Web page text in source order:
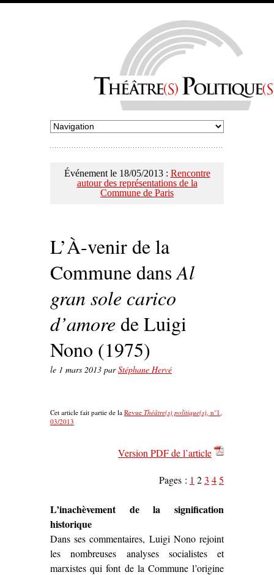
Événement le 18/05/2013 : Rencontre
autour des représentations de la
Commune de Paris
L’À-venir de la
Commune dansAl
gran sole carico
d’amorede Luigi
Nono (1975)
le 1 mars 2013 parStéphane Hervé
Cet article fait partie de la Revue Théâtre(s) politique(s) , n°1,
03/2013
Version PDF de l’article
Pages : 1 23 45
L’inachèvement de la signification
historique
Dans ses commentaires, Luigi Nono rejoint
les nombreuses analyses socialistes et
marxistes qui font de la Commune l’origine